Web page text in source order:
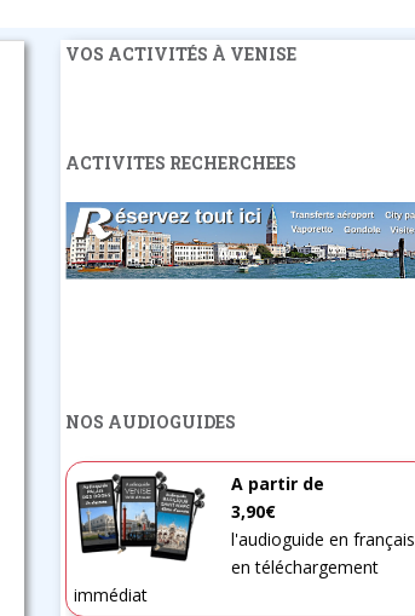
VOS ACTIVITÉS À VENISE
ACTIVITES RECHERCHEES
NOS AUDIOGUIDES
A partir de
3,90€
l'audioguide en français
en téléchargement
immédiat